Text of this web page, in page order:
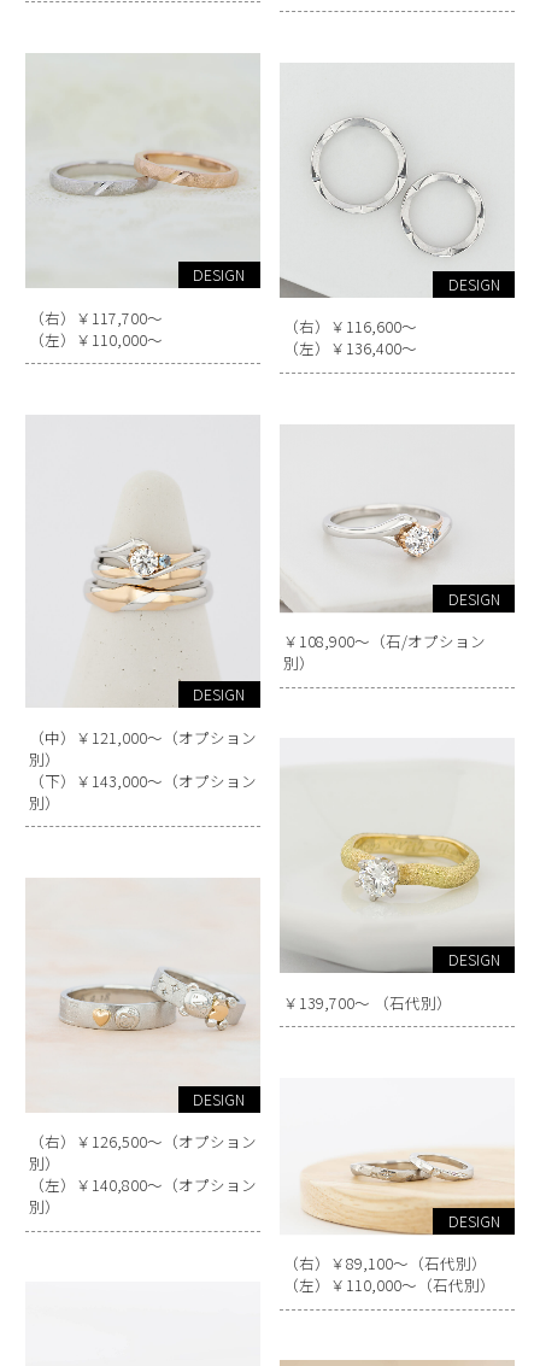
DESIGN
（右）￥117,700～
（左）￥110,000～
DESIGN
（右）￥116,600～
（左）￥136,400～
DESIGN
（中）￥121,000～（オプション
別）
（下）￥143,000～（オプション
別）
DESIGN
￥108,900～（石/オプション
別）
DESIGN
￥139,700～ （石代別）
DESIGN
（右）￥126,500～（オプション
別）
（左）￥140,800～（オプション
別）
DESIGN
（右）￥89,100～（石代別）
（左）￥110,000～（石代別）